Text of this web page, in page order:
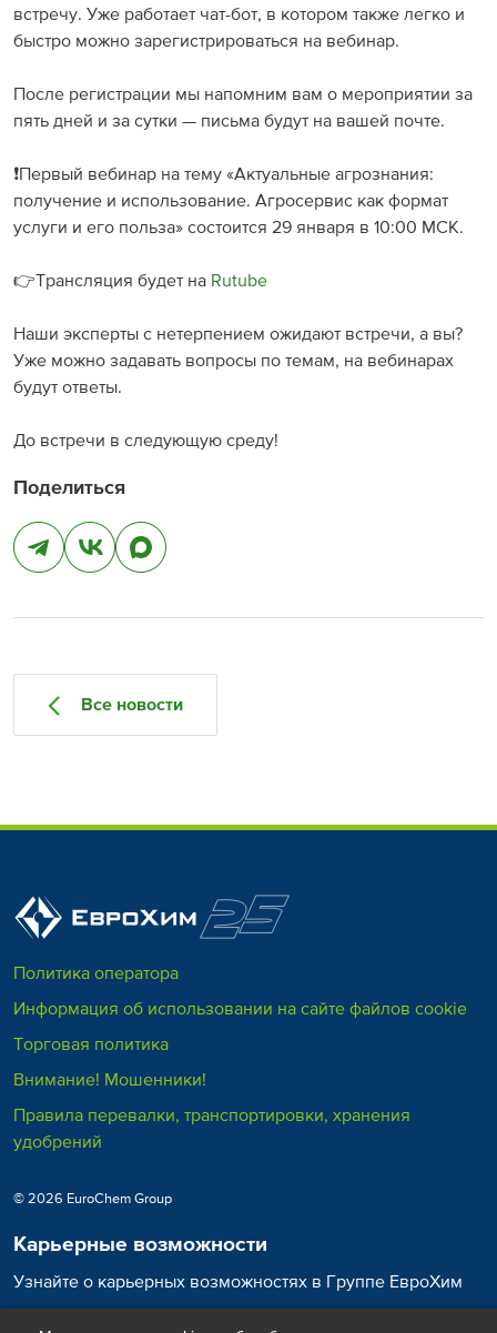
встречу. Уже работает чат-бот, в котором также легко и
быстро можно зарегистрироваться на вебинар.
После регистрации мы напомним вам о мероприятии за
пять дней и за сутки — письма будут на вашей почте.
❗️Первый вебинар на тему «Актуальные агрознания:
получение и использование. Агросервис как формат
услуги и его польза» состоится 29 января в 10:00 МСК.
👉Трансляция будет на Rutube
Наши эксперты с нетерпением ожидают встречи, а вы?
Уже можно задавать вопросы по темам, на вебинарах
будут ответы.
До встречи в следующую среду!
Поделиться
Все новости
Политика оператора
Информация об использовании на сайте файлов cookie
Торговая политика
Внимание! Мошенники!
Правила перевалки, транспортировки, хранения
удобрений
© 2026 EuroChem Group
Карьерные возможности
Узнайте о карьерных возможностях в Группе ЕвроХим